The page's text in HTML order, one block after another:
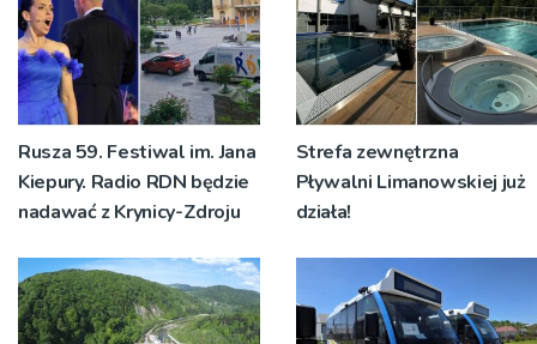
Rusza 59. Festiwal im. Jana
Kiepury. Radio RDN będzie
nadawać z Krynicy-Zdroju
Strefa zewnętrzna
Pływalni Limanowskiej już
działa!